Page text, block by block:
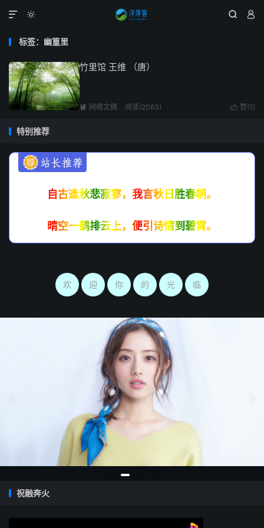

 

标签：幽篁里
竹里馆 王维 （唐）
 网络文摘 阅读(2063)  赞(1 )
特别推荐
自古逢秋悲寂寥，我言秋日胜春朝。
晴空一鹤排云上，便引诗情到碧霄。
欢 迎 你 的 光 临

祝融奔火